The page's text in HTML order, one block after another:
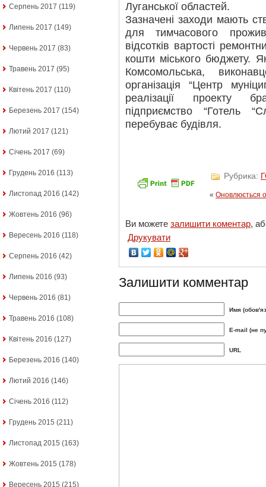
Серпень 2017 (119)
Липень 2017 (149)
Червень 2017 (83)
Травень 2017 (95)
Квітень 2017 (110)
Березень 2017 (154)
Лютий 2017 (121)
Січень 2017 (69)
Грудень 2016 (113)
Листопад 2016 (142)
Жовтень 2016 (96)
Вересень 2016 (118)
Серпень 2016 (42)
Липень 2016 (93)
Червень 2016 (81)
Травень 2016 (108)
Квітень 2016 (127)
Березень 2016 (140)
Лютий 2016 (146)
Січень 2016 (112)
Грудень 2015 (211)
Листопад 2015 (163)
Жовтень 2015 (178)
Вересень 2015 (215)
Луганської областей.
Зазначені заходи мають
для тимчасового
відсотків вартості
кошти міського бюджету.
Комсомольська,
організація “Центр
реалізації проекту
підприємство “Готель
перебуває будівля.
Рубрика:
« Оновлюється
Ви можете залишити коментар,
Друкувати
Залишити комментар
Имя
E-mail (не
URL